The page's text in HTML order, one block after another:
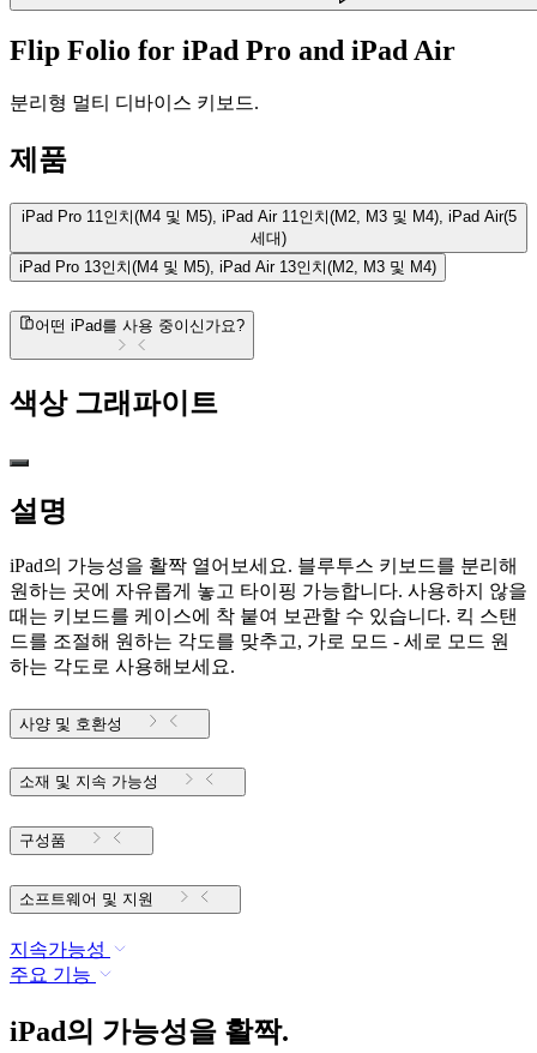
Flip Folio for iPad Pro and iPad Air
분리형 멀티 디바이스 키보드.
제품
iPad Pro 11인치(M4 및 M5), iPad Air 11인치(M2, M3 및 M4), iPad Air(5
세대)
iPad Pro 13인치(M4 및 M5), iPad Air 13인치(M2, M3 및 M4)
어떤 iPad를 사용 중이신가요?
색상 그래파이트
설명
iPad의 가능성을 활짝 열어보세요. 블루투스 키보드를 분리해
원하는 곳에 자유롭게 놓고 타이핑 가능합니다. 사용하지 않을
때는 키보드를 케이스에 착 붙여 보관할 수 있습니다. 킥 스탠
드를 조절해 원하는 각도를 맞추고, 가로 모드 - 세로 모드 원
하는 각도로 사용해보세요.
사양 및 호환성
소재 및 지속 가능성
구성품
소프트웨어 및 지원
지속가능성
주요 기능
iPad의 가능성을 활짝.